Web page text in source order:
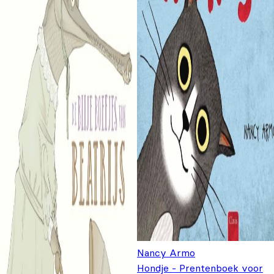
Nancy Armo
Hondje - Prentenboek voor